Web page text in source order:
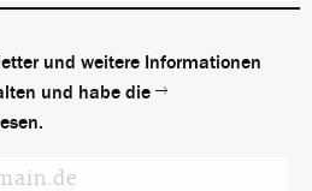
und weitere Informationen
und habe die